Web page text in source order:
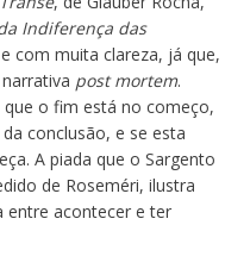
Indiferença das
com muita clareza, já que,
post mortem.
o fim está no começo,
conclusão, e se esta
A piada que o Sargento
de Roseméri, ilustra
entre acontecer e ter